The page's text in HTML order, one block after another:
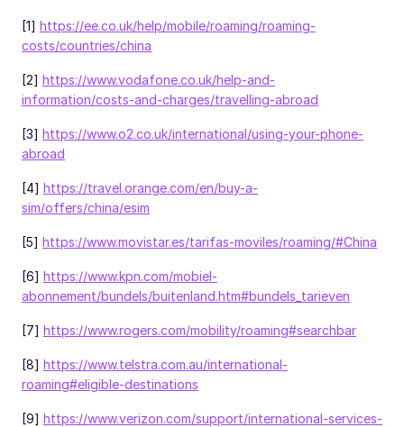
[1] https://ee.co.uk/help/mobile/roaming/roaming-
costs/countries/china
[2] https://www.vodafone.co.uk/help-and-
information/costs-and-charges/travelling-abroad
[3] https://www.o2.co.uk/international/using-your-phone-
abroad
[4] https://travel.orange.com/en/buy-a-
sim/offers/china/esim
[5] https://www.movistar.es/tarifas-moviles/roaming/#China
[6] https://www.kpn.com/mobiel-
abonnement/bundels/buitenland.htm#bundels_tarieven
[7] https://www.rogers.com/mobility/roaming#searchbar
[8] https://www.telstra.com.au/international-
roaming#eligible-destinations
[9] https://www.verizon.com/support/international-services-